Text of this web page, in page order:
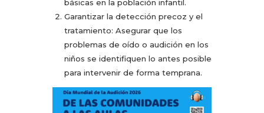
básicas en la población infantil.
Garantizar la detección precoz y el
tratamiento: Asegurar que los
problemas de oído o audición en los
niños se identifiquen lo antes posible
para intervenir de forma temprana.